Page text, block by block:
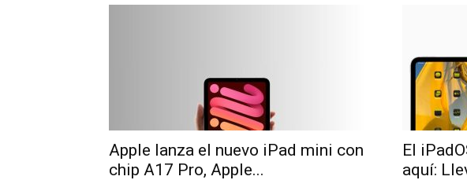
Apple lanza el nuevo iPad mini con
chip A17 Pro, Apple...
El
aquí: